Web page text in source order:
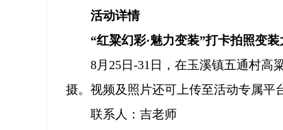
活动详情
“红粱幻彩·魅力变装”打卡拍照变装
8月25日-31日，在玉溪镇五通村高
摄。视频及照片还可上传至活动专属平
联系人：吉老师